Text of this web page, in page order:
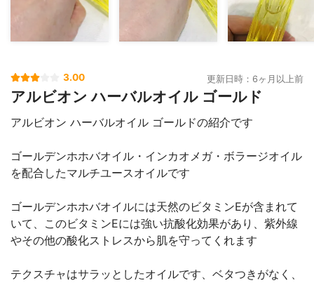
3.00 更新日時：6ヶ月以上前
アルビオン ハーバルオイル ゴールド
アルビオン ハーバルオイル ゴールドの紹介です
ゴールデンホホバオイル・インカオメガ・ボラージオイル
を配合したマルチユースオイルです
ゴールデンホホバオイルには天然のビタミンEが含まれて
いて、このビタミンEには強い抗酸化効果があり、紫外線
やその他の酸化ストレスから肌を守ってくれます
テクスチャはサラッとしたオイルです、ベタつきがなく、